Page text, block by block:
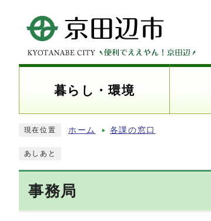
暮らし・環境
現在位置 ホーム 各課の窓口
あしあと
事務局